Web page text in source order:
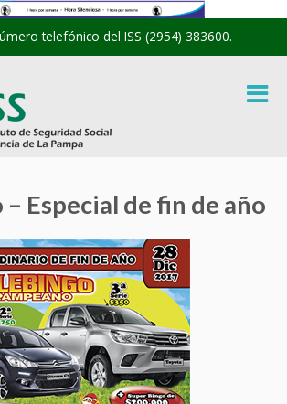
telefónico del ISS (2954) 383600.
Especial de fin de año